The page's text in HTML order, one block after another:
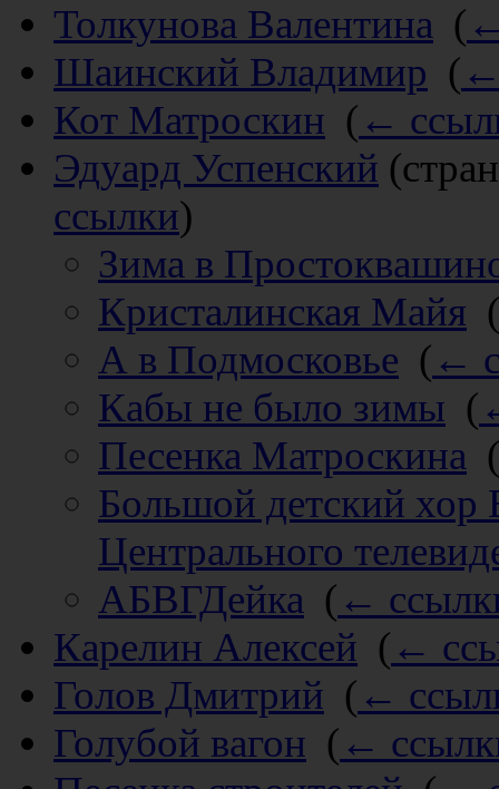
Толкунова Валентина (
Шаинский Владимир (
Кот Матроскин ( ←
Эдуард Успенский
ссылки)
Зима в
Кристалинская Майя (
А в Подмосковье ( ←
Кабы не было зимы (
Песенка Матроскина (
Большой детский хор
Центрального
АБВГДейка ( ←
Карелин Алексей ( ←
Голов Дмитрий ( ←
Голубой вагон ( ←